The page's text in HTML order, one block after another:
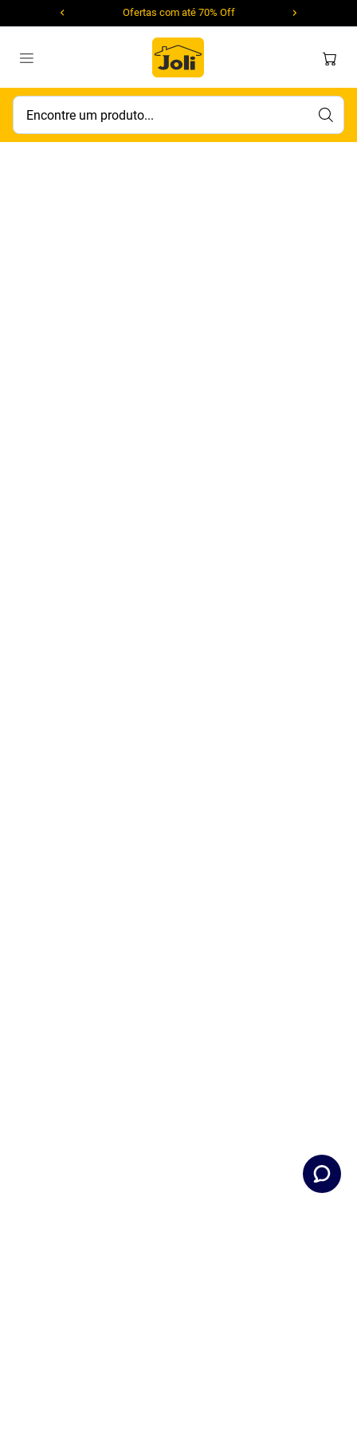
Ofertas com até 70% Off
Encontre um produto...